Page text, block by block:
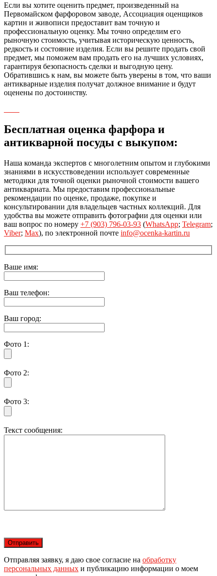
Если вы хотите оценить предмет, произведенный на
Первомайском фарфоровом заводе, Ассоциация оценщиков
картин и живописи предоставит вам точную и
профессиональную оценку. Мы точно определим его
рыночную стоимость, учитывая историческую ценность,
редкость и состояние изделия. Если вы решите продать свой
предмет, мы поможем вам продать его на лучших условиях,
гарантируя безопасность сделки и выгодную цену.
Обратившись к нам, вы можете быть уверены в том, что ваши
антикварные изделия получат должное внимание и будут
оценены по достоинству.
Бесплатная оценка фарфора и
антикварной посуды с выкупом:
Наша команда экспертов с многолетним опытом и глубокими
знаниями в искусствоведении использует современные
методики для точной оценки рыночной стоимости вашего
антиквариата. Мы предоставим профессиональные
рекомендации по оценке, продаже, покупке и
консультировании для владельцев частных коллекций. Для
удобства вы можете отправить фотографии для оценки или
ваш вопрос по номеру +7 (903) 796-03-93 (WhatsApp; Telegram;
Viber; Max), по электронной почте info@ocenka-kartin.ru
Ваше имя:
Ваш телефон:
Ваш город:
Фото 1:
Фото 2:
Фото 3:
Текст сообщения:
Отправляя заявку, я даю свое согласие на обработку
персональных данных и публикацию информации о моем